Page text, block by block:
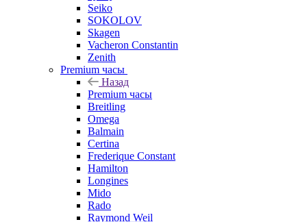
Seiko
SOKOLOV
Skagen
Vacheron Constantin
Zenith
Premium часы
Назад
Premium часы
Breitling
Omega
Balmain
Certina
Frederique Constant
Hamilton
Longines
Mido
Rado
Raymond Weil